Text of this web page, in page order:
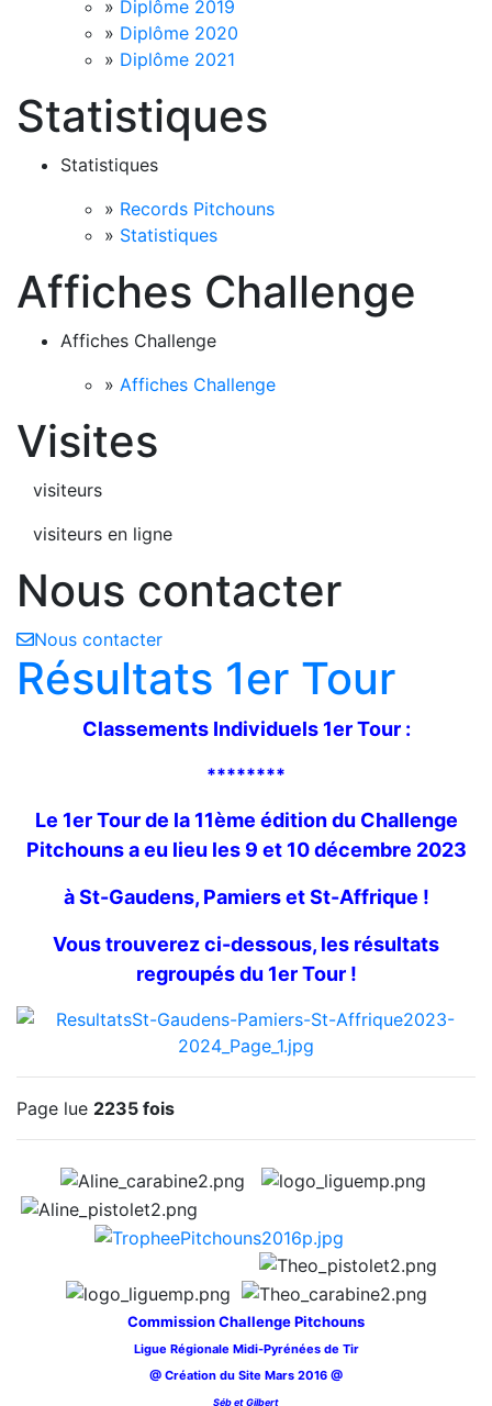
» Diplôme 2019
» Diplôme 2020
» Diplôme 2021
Statistiques
Statistiques
» Records Pitchouns
» Statistiques
Affiches Challenge
Affiches Challenge
» Affiches Challenge
Visites
visiteurs
visiteurs en ligne
Nous contacter
Nous contacter
Résultats 1er Tour
Classements Individuels 1er Tour :
********
Le 1er Tour de la 11ème édition du Challenge
Pitchouns a eu lieu les 9 et 10 décembre 2023
à St-Gaudens, Pamiers et St-Affrique !
Vous trouverez ci-dessous, les résultats
regroupés du 1er Tour !
Page lue 2235 fois
Commission Challenge Pitchouns
Ligue Régionale Midi-Pyrénées de Tir
@ Création du Site Mars 2016 @
Séb et Gilbert